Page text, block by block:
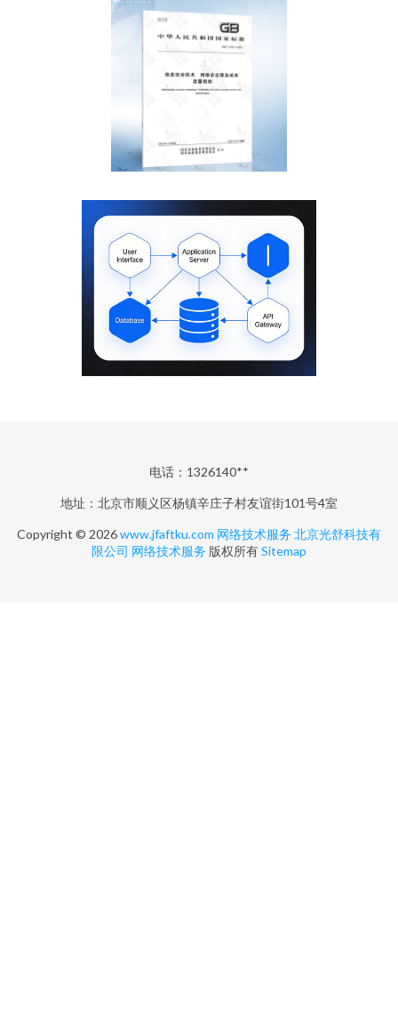
电话：1326140**
地址：北京市顺义区杨镇辛庄子村友谊街101号4室
Copyright © 2026www.jfaftku.com 网络技术服务 北京光舒科技有
限公司 网络技术服务 版权所有Sitemap